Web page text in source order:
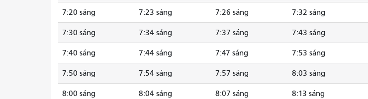
7:20 sáng 7:23 sáng 7:26 sáng 7:32 sáng
7:30 sáng 7:34 sáng 7:37 sáng 7:43 sáng
7:40 sáng 7:44 sáng 7:47 sáng 7:53 sáng
7:50 sáng 7:54 sáng 7:57 sáng 8:03 sáng
8:00 sáng 8:04 sáng 8:07 sáng 8:13 sáng